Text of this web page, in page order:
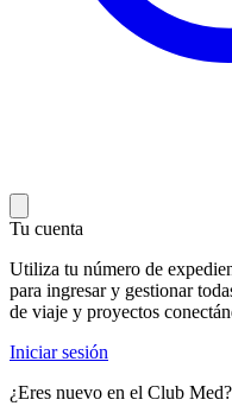
Tu cuenta
Utiliza tu número de
para ingresar y gestionar
de viaje y proyectos
Iniciar sesión
¿Eres nuevo en el Club Med?